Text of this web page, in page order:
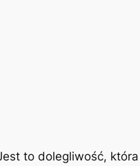
to dolegliwość,